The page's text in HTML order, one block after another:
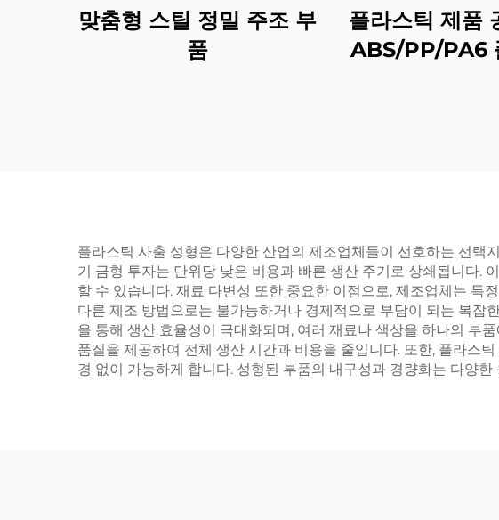
맞춤형 스틸 정밀 주조 부
품
플라스틱 제품
ABS/PP/PA6
플라스틱 사출 성형은 다양한 산업의 제조업체들이 선호하는 선택
기 금형 투자는 단위당 낮은 비용과 빠른 생산 주기로 상쇄됩니다.
할 수 있습니다. 재료 다변성 또한 중요한 이점으로, 제조업체는 특
다른 제조 방법으로는 불가능하거나 경제적으로 부담이 되는 복잡
을 통해 생산 효율성이 극대화되며, 여러 재료나 색상을 하나의 부
품질을 제공하여 전체 생산 시간과 비용을 줄입니다. 또한, 플라스
경 없이 가능하게 합니다. 성형된 부품의 내구성과 경량화는 다양